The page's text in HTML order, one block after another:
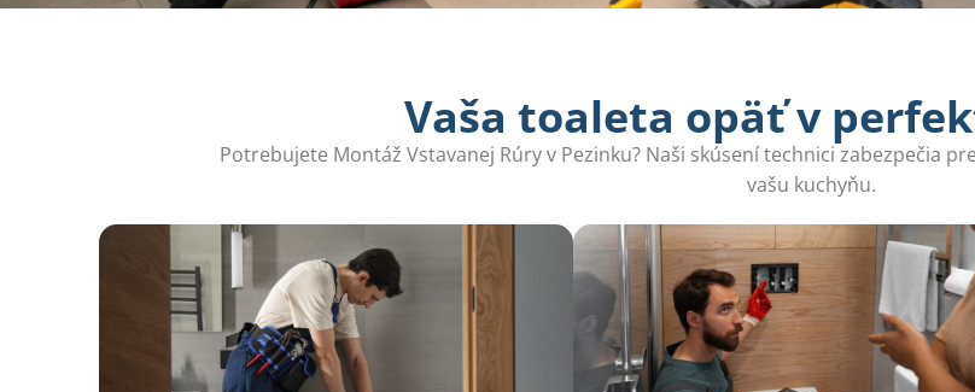
Vaša toaleta opäť v
Potrebujete Montáž Vstavanej Rúry v Pezinku? Naši skúsení technici zabezpečia
vašu kuchyňu.